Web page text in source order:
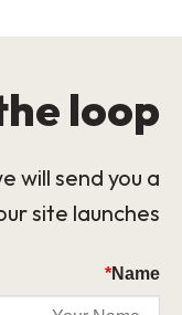
loop!
will send you a
site launches.
Name
*